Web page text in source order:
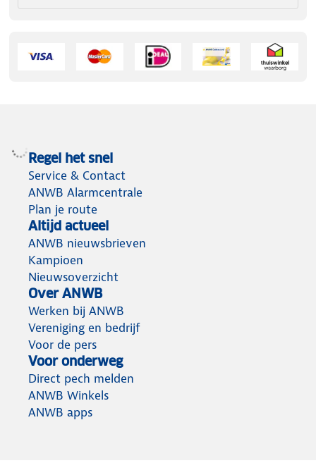
Regel het snel
Service & Contact
ANWB Alarmcentrale
Plan je route
Altijd actueel
ANWB nieuwsbrieven
Kampioen
Nieuwsoverzicht
Over ANWB
Werken bij ANWB
Vereniging en bedrijf
Voor de pers
Voor onderweg
Direct pech melden
ANWB Winkels
ANWB apps